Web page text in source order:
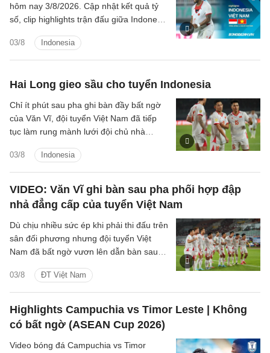
03/8 Indonesia
hôm nay 3/8/2026. Cập nhật kết quả tỷ
số, clip highlights trận đấu giữa Indonesia
Hai Long gieo sầu cho tuyển Indonesia
03/8 Indonesia
Chỉ ít phút sau pha ghi bàn đầy bất ngờ
của Văn Vĩ, đội tuyển Việt Nam đã tiếp
tục làm rung mành lưới đội chủ nhà
Nguyễn Hai Long.
VIDEO: Văn Vĩ ghi bàn sau pha phối hợp đập
nhả đẳng cấp của tuyển Việt Nam
03/8 ĐT Việt Nam
Dù chịu nhiều sức ép khi phải thi đấu trên
sân đối phương nhưng đội tuyển Việt
Nam đã bất ngờ vươn lên dẫn bàn sau
Vĩ.
Highlights Campuchia vs Timor Leste | Không
có bất ngờ (ASEAN Cup 2026)
Video bóng đá Campuchia vs Timor